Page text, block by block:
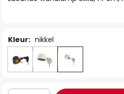
Kleur: nikkel